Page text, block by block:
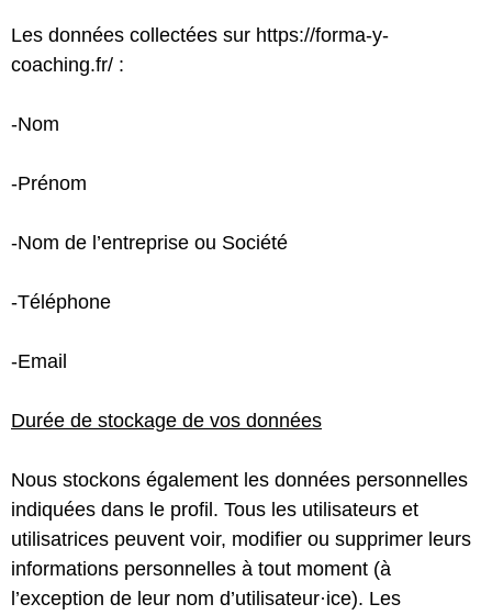
Les données collectées sur https://forma-y-
coaching.fr/ :
-Nom
-Prénom
-Nom de l’entreprise ou Société
-Téléphone
-Email
Durée de stockage de vos données
Nous stockons également les données personnelles
indiquées dans le profil. Tous les utilisateurs et
utilisatrices peuvent voir, modifier ou supprimer leurs
informations personnelles à tout moment (à
l’exception de leur nom d’utilisateur·ice). Les